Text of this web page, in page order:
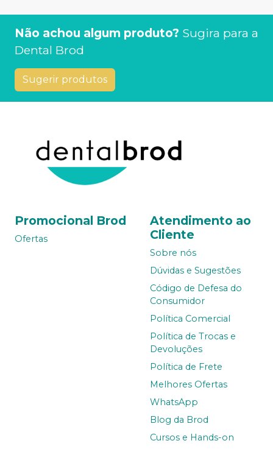
Não achou algum produto? Sugira para a
Dental Brod
Sugerir produtos
Promocional Brod
Ofertas
Atendimento ao
Cliente
Sobre nós
Dúvidas e Sugestões
Código de Defesa do
Consumidor
Política Comercial
Política de Trocas e
Devoluções
Política de Frete
Melhores Ofertas
WhatsApp
Blog da Brod
Cursos e Hands-on